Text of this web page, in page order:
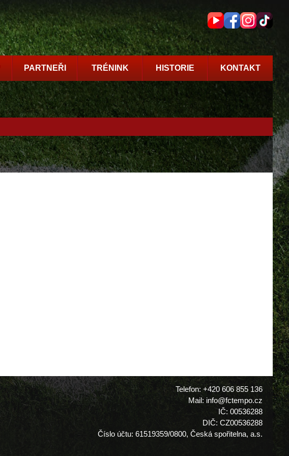
PARTNEŘI TRÉNINK HISTORIE KONTAKT
Telefon: +420 606 855 136
Mail: info@fctempo.cz
IČ: 00536288
DIČ: CZ00536288
Číslo účtu: 61519359/0800, Česká spořitelna, a.s.